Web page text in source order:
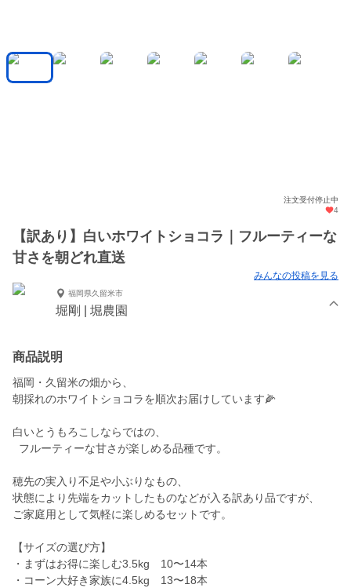
注文受付停止中
4
【訳あり】白いホワイトショコラ｜フルーティーな
甘さを朝どれ直送
みんなの投稿を見る
福岡県久留米市
堀剛 | 堀農園
商品説明
福岡・久留米の畑から、
朝採れのホワイトショコラを順次お届けしています🌽
白いとうもろこしならではの、
フルーティーな甘さが楽しめる品種です。
穂先の実入り不足や小ぶりなもの、
状態により先端をカットしたものなどが入る訳あり品ですが、
ご家庭用として気軽に楽しめるセットです。
【サイズの選び方】
・まずはお得に楽しむ3.5kg 10〜14本
・コーン大好き家族に4.5kg 13〜18本